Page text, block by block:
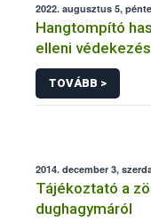
2022. augusztus 5,
Hangtompító
elleni
TOVÁBB >
2014. december 3,
Tájékoztató a
dughagymáról